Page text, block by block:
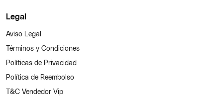
Legal
Aviso Legal
Términos y Condiciones
Políticas de Privacidad
Política de Reembolso
T&C Vendedor Vip